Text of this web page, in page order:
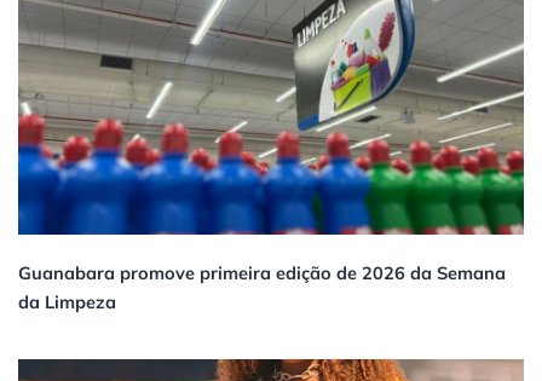
Guanabara promove primeira edição de 2026 da Semana
da Limpeza